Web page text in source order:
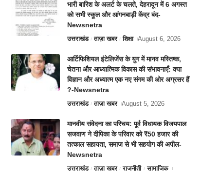
भारी बारिश के अलर्ट के चलते, देहरादून में 6 अगस्त
को सभी स्कूल और आंगनबाड़ी केंद्र बंद-
Newsnetra
उत्तराखंड ताज़ा खबर शिक्षा August 6, 2026
आर्टिफिशियल इंटेलिजेंस के युग में मानव मस्तिष्क,
चेतना और आध्यात्मिक विकास की संभावनाएँ: क्या
विज्ञान और अध्यात्म एक नए संगम की ओर अग्रसर हैं
?-Newsnetra
उत्तराखंड ताज़ा खबर August 5, 2026
मानवीय संवेदना का परिचय: पूर्व विधायक विजयपाल
सजवाण ने दीपिका के परिवार को ₹50 हजार की
तत्काल सहायता, समाज से भी सहयोग की अपील-
Newsnetra
उत्तराखंड ताज़ा खबर राजनीती
सामाजिक